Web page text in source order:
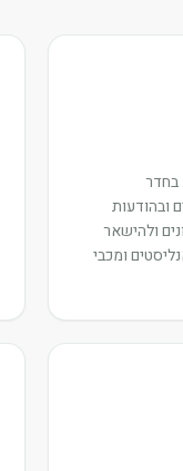
בחדר
ובהודעות
ולהישאר
ומכבי